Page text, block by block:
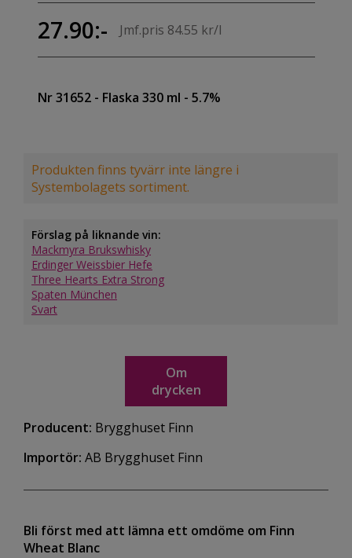
27.90:- Jmf.pris 84.55 kr/l
Nr 31652 - Flaska 330 ml - 5.7%
Produkten finns tyvärr inte längre i
Systembolagets sortiment.
Förslag på liknande vin:
Mackmyra Brukswhisky
Erdinger Weissbier Hefe
Three Hearts Extra Strong
Spaten München
Svart
Om
drycken
Producent: Brygghuset Finn
Importör: AB Brygghuset Finn
Bli först med att lämna ett omdöme om Finn
Wheat Blanc